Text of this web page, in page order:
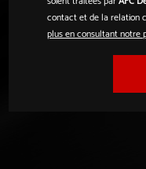
contact et de la relation
plus en consultant notre